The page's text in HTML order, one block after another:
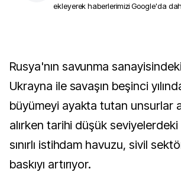
ekleyerek haberlerimizi Google'da
Rusya'nın savunma sanayisindeki üretim artışı,
Ukrayna ile savaşın beşinci
büyümeyi ayakta tutan unsurlar
alırken tarihi düşük
sınırlı istihdam havuzu, sivil
baskıyı artırıyor.